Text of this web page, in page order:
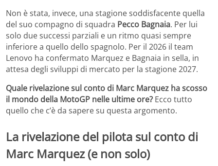
Non è stata, invece, una stagione soddisfacente quella
del suo compagno di squadra Pecco Bagnaia. Per lui
solo due successi parziali e un ritmo quasi sempre
inferiore a quello dello spagnolo. Per il 2026 il team
Lenovo ha confermato Marquez e Bagnaia in sella, in
attesa degli sviluppi di mercato per la stagione 2027.
Quale rivelazione sul conto di Marc Marquez ha scosso
il mondo della MotoGP nelle ultime ore? Ecco tutto
quello che c’è da sapere su questa argomento.
La rivelazione del pilota sul conto di
Marc Marquez (e non solo)